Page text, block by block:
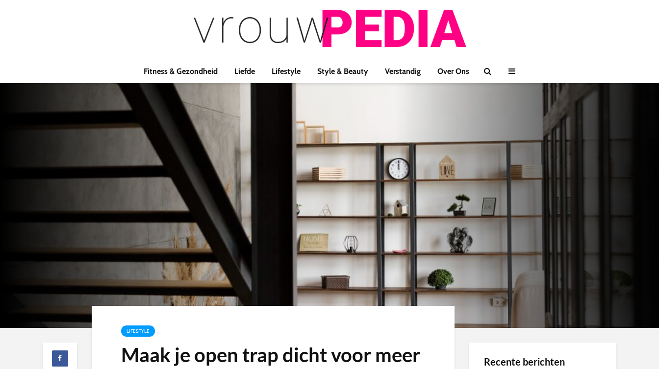
Fitness & Gezondheid Liefde Lifestyle Style & Beauty Verstandig Over Ons
LIFESTYLE
Maak je open trap dicht voor meer
Recente berichten